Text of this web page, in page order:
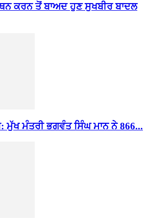
ਕਰਨ ਤੋਂ ਬਾਅਦ ਹੁਣ ਸੁਖਬੀਰ ਬਾਦਲ
ਮੁੱਖ ਮੰਤਰੀ ਭਗਵੰਤ ਸਿੰਘ ਮਾਨ ਨੇ 866...